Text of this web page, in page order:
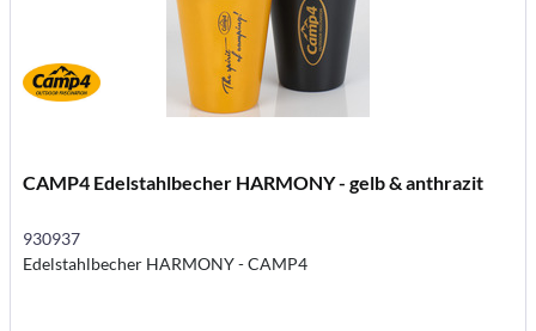
CAMP4 Edelstahlbecher HARMONY - gelb & anthrazit
930937
Edelstahlbecher HARMONY - CAMP4